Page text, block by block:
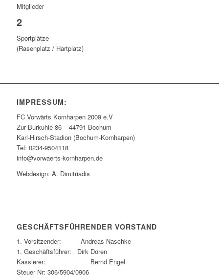
Mitglieder
2
Sportplätze
(Rasenplatz / Hartplatz)
IMPRESSUM:
FC Vorwärts Kornharpen 2009 e.V
Zur Burkuhle 86 – 44791 Bochum
Karl-Hirsch-Stadion (Bochum-Kornharpen)
Tel: 0234-9504118
info@vorwaerts-kornharpen.de
Webdesign: A. Dimitriadis
GESCHÄFTSFÜHRENDER VORSTAND
1. Vorsitzender: Andreas Naschke
1. Geschäftsführer: Dirk Dören
Kassierer: Bernd Engel
Steuer Nr: 306/5904/0906